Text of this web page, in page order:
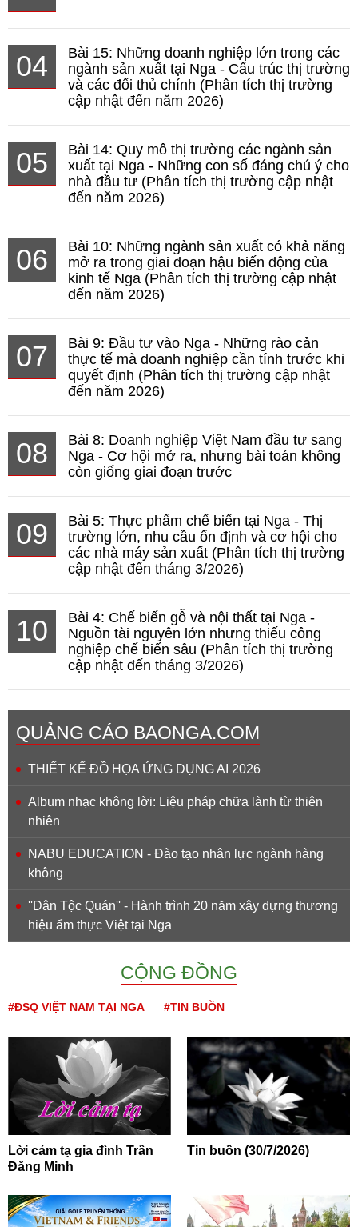
04
Bài 15: Những doanh nghiệp lớn trong các
ngành sản xuất tại Nga - Cấu trúc thị trường
và các đối thủ chính (Phân tích thị trường
cập nhật đến năm 2026)
05
Bài 14: Quy mô thị trường các ngành sản
xuất tại Nga - Những con số đáng chú ý cho
nhà đầu tư (Phân tích thị trường cập nhật
đến năm 2026)
06
Bài 10: Những ngành sản xuất có khả năng
mở ra trong giai đoạn hậu biến động của
kinh tế Nga (Phân tích thị trường cập nhật
đến năm 2026)
07
Bài 9: Đầu tư vào Nga - Những rào cản
thực tế mà doanh nghiệp cần tính trước khi
quyết định (Phân tích thị trường cập nhật
đến năm 2026)
08
Bài 8: Doanh nghiệp Việt Nam đầu tư sang
Nga - Cơ hội mở ra, nhưng bài toán không
còn giống giai đoạn trước
09
Bài 5: Thực phẩm chế biến tại Nga - Thị
trường lớn, nhu cầu ổn định và cơ hội cho
các nhà máy sản xuất (Phân tích thị trường
cập nhật đến tháng 3/2026)
10
Bài 4: Chế biến gỗ và nội thất tại Nga -
Nguồn tài nguyên lớn nhưng thiếu công
nghiệp chế biến sâu (Phân tích thị trường
cập nhật đến tháng 3/2026)
QUẢNG CÁO BAONGA.COM
THIẾT KẾ ĐỒ HỌA ỨNG DỤNG AI 2026
Album nhạc không lời: Liệu pháp chữa lành từ thiên
nhiên
NABU EDUCATION - Đào tạo nhân lực ngành hàng
không
''Dân Tộc Quán'' - Hành trình 20 năm xây dựng thương
hiệu ẩm thực Việt tại Nga
CỘNG ĐỒNG
#ĐSQ VIỆT NAM TẠI NGA #TIN BUỒN
Lời cảm tạ gia đình Trần
Đăng Minh
Tin buồn (30/7/2026)